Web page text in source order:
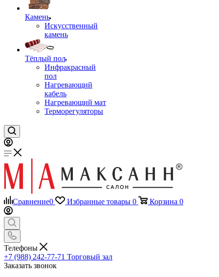
Камень
Искусственный
камень
Тёплый пол
Инфракрасный
пол
Нагревающий
кабель
Нагревающий мат
Терморегуляторы
Сравнение0 Избранные товары 0 Корзина 0
Телефоны
+7 (988) 242-77-71 Торговый зал
Заказать звонок